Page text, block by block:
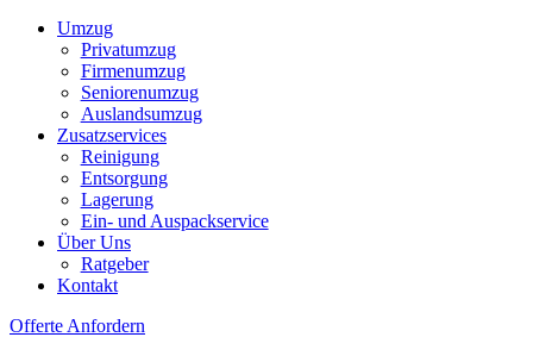
Umzug
Privatumzug
Firmenumzug
Seniorenumzug
Auslandsumzug
Zusatzservices
Reinigung
Entsorgung
Lagerung
Ein- und Auspackservice
Über Uns
Ratgeber
Kontakt
Offerte Anfordern